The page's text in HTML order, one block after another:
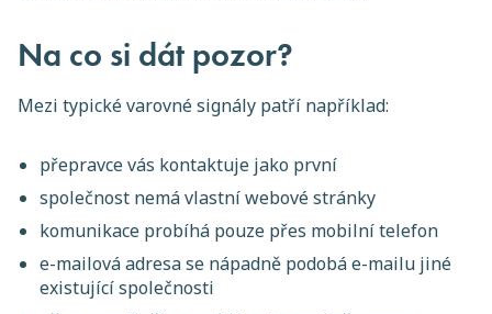
Na co si dát pozor?
Mezi typické varovné signály patří například:
přepravce vás kontaktuje jako první
společnost nemá vlastní webové stránky
komunikace probíhá pouze přes mobilní telefon
e-mailová adresa se nápadně podobá e-mailu jiné
existující společnosti